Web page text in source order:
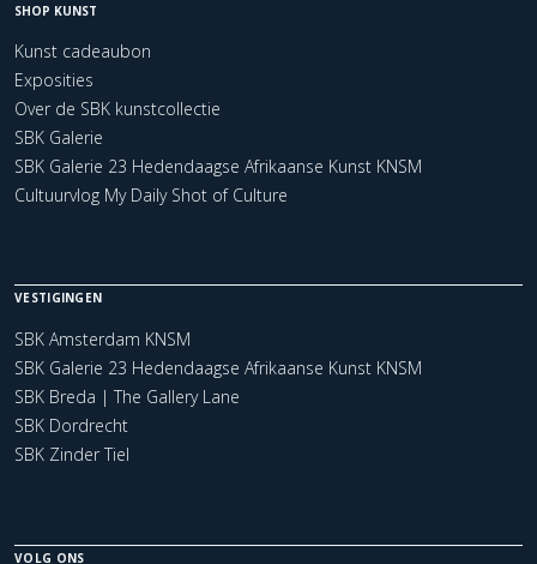
SHOP KUNST
Kunst cadeaubon
Exposities
Over de SBK kunstcollectie
SBK Galerie
SBK Galerie 23 Hedendaagse Afrikaanse Kunst KNSM
Cultuurvlog My Daily Shot of Culture
VESTIGINGEN
SBK Amsterdam KNSM
SBK Galerie 23 Hedendaagse Afrikaanse Kunst KNSM
SBK Breda | The Gallery Lane
SBK Dordrecht
SBK Zinder Tiel
VOLG ONS